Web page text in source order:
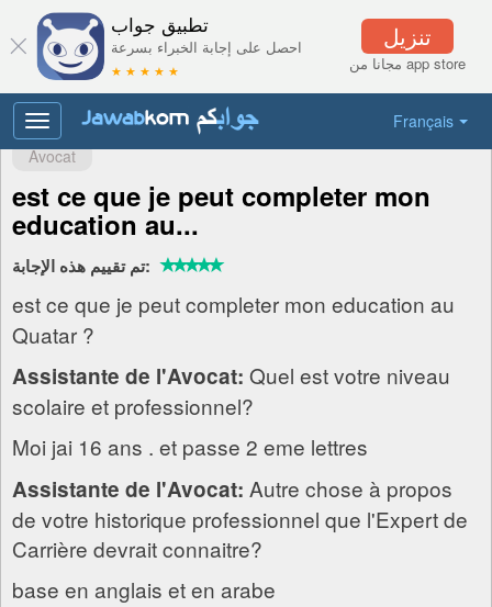
تنزيل
مجانا من app store
تطبيق جواب
احصل على إجابة الخبراء بسرعة
★ ★ ★ ★ ★
Français
Toggle
navigation
Avocat
est ce que je peut completer mon
education au...
تم تقييم هذه الإجابة:
est ce que je peut completer mon education au
Quatar ?
Assistante de l'Avocat: Quel est votre niveau
scolaire et professionnel?
Moi jai 16 ans . et passe 2 eme lettres
Assistante de l'Avocat: Autre chose à propos
de votre historique professionnel que l'Expert de
Carrière devrait connaitre?
base en anglais et en arabe